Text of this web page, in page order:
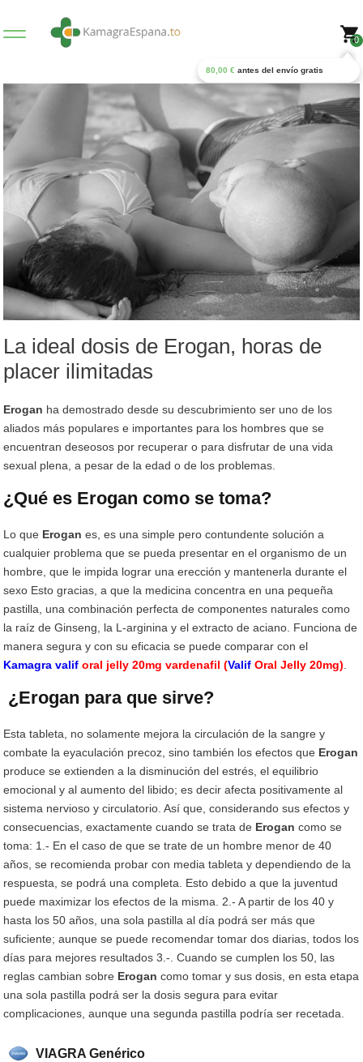
0
80,00 € antes del envío gratis
VIAGRA Genérico
La ideal dosis de Erogan, horas de
placer ilimitadas
Erogan ha demostrado desde su descubrimiento ser uno de los
aliados más populares e importantes para los hombres que se
encuentran deseosos por recuperar o para disfrutar de una vida
sexual plena, a pesar de la edad o de los problemas.
¿Qué es Erogan como se toma?
Lo que Erogan es, es una simple pero contundente solución a
cualquier problema que se pueda presentar en el organismo de un
hombre, que le impida lograr una erección y mantenerla durante el
sexo Esto gracias, a que la medicina concentra en una pequeña
pastilla, una combinación perfecta de componentes naturales como
la raíz de Ginseng, la L-arginina y el extracto de aciano. Funciona de
manera segura y con su eficacia se puede comparar con el
Kamagra valif oral jelly 20mg vardenafil (Valif Oral Jelly 20mg).
¿Erogan para que sirve?
Esta tableta, no solamente mejora la circulación de la sangre y
combate la eyaculación precoz, sino también los efectos que Erogan
produce se extienden a la disminución del estrés, el equilibrio
emocional y al aumento del libido; es decir afecta positivamente al
sistema nervioso y circulatorio. Así que, considerando sus efectos y
consecuencias, exactamente cuando se trata de Erogan como se
toma: 1.- En el caso de que se trate de un hombre menor de 40
años, se recomienda probar con media tableta y dependiendo de la
respuesta, se podrá una completa. Esto debido a que la juventud
puede maximizar los efectos de la misma. 2.- A partir de los 40 y
hasta los 50 años, una sola pastilla al día podrá ser más que
suficiente; aunque se puede recomendar tomar dos diarias, todos los
días para mejores resultados 3.-. Cuando se cumplen los 50, las
reglas cambian sobre Erogan como tomar y sus dosis, en esta etapa
una sola pastilla podrá ser la dosis segura para evitar
complicaciones, aunque una segunda pastilla podría ser recetada.